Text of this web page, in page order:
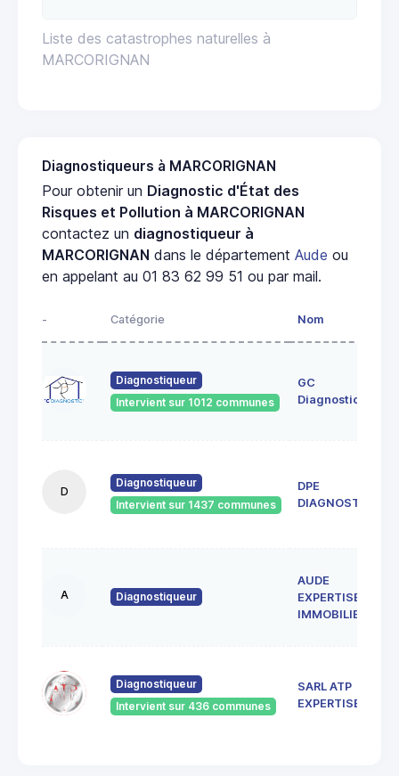
Liste des catastrophes naturelles à
MARCORIGNAN
Diagnostiqueurs à MARCORIGNAN
Pour obtenir un Diagnostic d'État des
Risques et Pollution à MARCORIGNAN
contactez un diagnostiqueur à
MARCORIGNAN dans le département Aude ou
en appelant au 01 83 62 99 51 ou par mail.
- Catégorie Nom
Diagnostiqueur
Intervient sur 1012 communes
GC
Diagnostics
D
Diagnostiqueur
Intervient sur 1437 communes
DPE
DIAGNOSTICS
A Diagnostiqueur
AUDE
EXPERTISE
IMMOBILIERE
Diagnostiqueur
Intervient sur 436 communes
SARL ATP
EXPERTISES